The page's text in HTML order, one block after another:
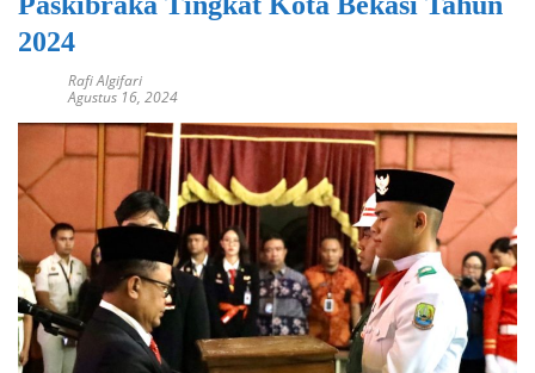
2024
Rafi Algifari
Agustus 16, 2024